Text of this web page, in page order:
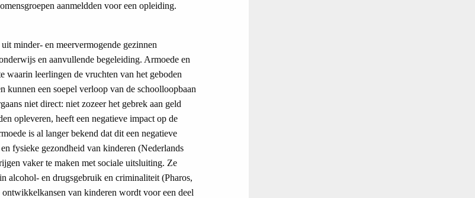
aanmeldden voor een opleiding.
minder- en meervermogende gezinnen
en aanvullende begeleiding. Armoede en
waarin leerlingen de vruchten van het geboden
een soepel verloop van de schoolloopbaan
niet direct: niet zozeer het gebrek aan geld
opleveren, heeft een negatieve impact op de
is al langer bekend dat dit een negatieve
fysieke gezondheid van kinderen (Nederlands
vaker te maken met sociale uitsluiting. Ze
alcohol- en drugsgebruik en criminaliteit (Pharos,
van kinderen wordt voor een deel